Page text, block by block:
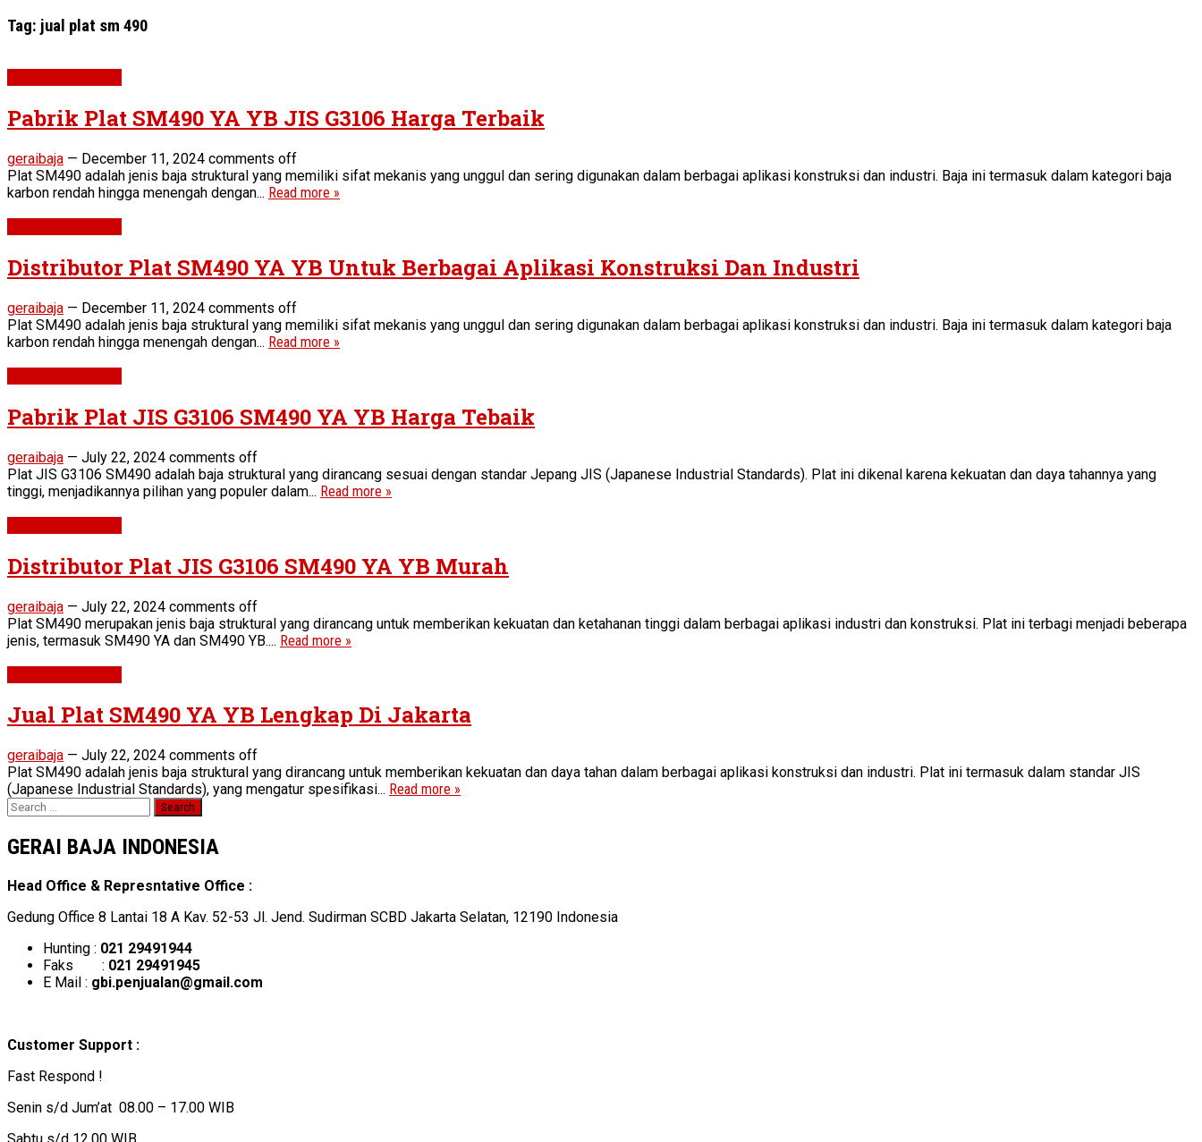
Tag: jual plat sm 490
Pabrik Plat SM490 YA YB JIS G3106 Harga Terbaik
geraibaja — December 11, 2024 comments off
Plat SM490 adalah jenis baja struktural yang memiliki sifat mekanis yang unggul dan sering digunakan dalam berbagai aplikasi konstruksi dan industri. Baja ini termasuk dalam kategori baja
karbon rendah hingga menengah dengan... Read more »
Distributor Plat SM490 YA YB Untuk Berbagai Aplikasi Konstruksi Dan Industri
geraibaja — December 11, 2024 comments off
Plat SM490 adalah jenis baja struktural yang memiliki sifat mekanis yang unggul dan sering digunakan dalam berbagai aplikasi konstruksi dan industri. Baja ini termasuk dalam kategori baja
karbon rendah hingga menengah dengan... Read more »
Pabrik Plat JIS G3106 SM490 YA YB Harga Tebaik
geraibaja — July 22, 2024 comments off
Plat JIS G3106 SM490 adalah baja struktural yang dirancang sesuai dengan standar Jepang JIS (Japanese Industrial Standards). Plat ini dikenal karena kekuatan dan daya tahannya yang
tinggi, menjadikannya pilihan yang populer dalam... Read more »
Distributor Plat JIS G3106 SM490 YA YB Murah
geraibaja — July 22, 2024 comments off
Plat SM490 merupakan jenis baja struktural yang dirancang untuk memberikan kekuatan dan ketahanan tinggi dalam berbagai aplikasi industri dan konstruksi. Plat ini terbagi menjadi beberapa
jenis, termasuk SM490 YA dan SM490 YB.... Read more »
Jual Plat SM490 YA YB Lengkap Di Jakarta
geraibaja — July 22, 2024 comments off
Plat SM490 adalah jenis baja struktural yang dirancang untuk memberikan kekuatan dan daya tahan dalam berbagai aplikasi konstruksi dan industri. Plat ini termasuk dalam standar JIS
(Japanese Industrial Standards), yang mengatur spesifikasi... Read more »
Search
GERAI BAJA INDONESIA
Head Office & Represntative Office :
Gedung Office 8 Lantai 18 A Kav. 52-53 Jl. Jend. Sudirman SCBD Jakarta Selatan, 12190 Indonesia
Hunting : 021 29491944
Faks : 021 29491945
E Mail : gbi.penjualan@gmail.com
Customer Support :
Fast Respond !
Senin s/d Jum’at 08.00 – 17.00 WIB